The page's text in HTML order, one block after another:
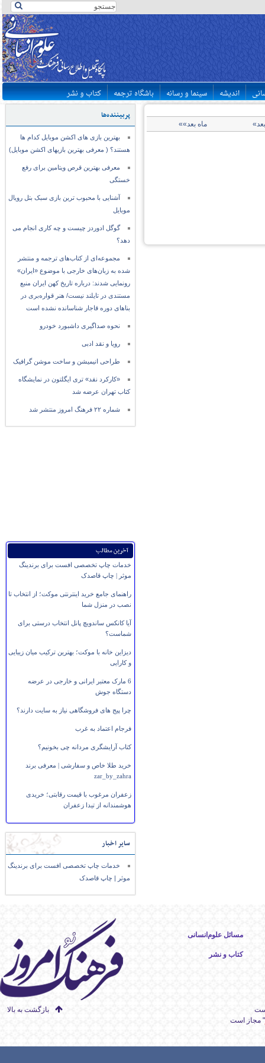
اندیشه سینما و رسانه باشگاه ترجمه کتاب و نشر
پربیننده‌ها
بهترین بازی های اکشن موبایل کدام ها
هستند؟ ( معرفی بهترین بازیهای اکشن موبایل)
معرفی بهترین قرص ویتامین برای رفع
خستگی
آشنایی با محبوب ترین بازی سبک بتل رویال
موبایل
گوگل ادوردز چیست و چه کاری انجام می
دهد؟
مجموعه‌ای از کتاب‌های ترجمه و منتشر
شده به زبان‌های خارجی با موضوع «ایران»
رونمایی شدند: درباره تاریخ کهن ایران منبع
مستندی در تایلند نیست/ هنر قواره‌بری در
بناهای دوره قاجار شناسانده نشده است
نحوه صداگیری داشبورد خودرو
رویا و نقد ادبی
طراحی انیمیشن و ساخت موشن گرافیک
«کارکرد نقد» تری ایگلتون در نمایشگاه
کتاب تهران عرضه شد
شماره ۲۲ فرهنگ امروز منتشر شد
آخرین مطالب
خدمات چاپ تخصصی افست برای برندینگ
موثر | چاپ قاصدک
راهنمای جامع خرید اینترنتی موکت؛ از انتخاب تا
نصب در منزل شما
آیا کانکس ساندویچ پانل انتخاب درستی برای
شماست؟
دیزاین خانه با موکت؛ بهترین ترکیب میان زیبایی
و کارایی
6 مارک معتبر ایرانی و خارجی در عرضه
دستگاه جوش
چرا پیج های فروشگاهی نیاز به سایت دارند؟
فرجام اعتماد به غرب
کتاب آرایشگری مردانه چی بخونیم؟
خرید طلا خاص و سفارشی | معرفی برند
zar_by_zahra
زعفران مرغوب با قیمت رقابتی؛ خریدی
هوشمندانه از تیدا زعفران
سایر اخبار
خدمات چاپ تخصصی افست برای برندینگ
موثر | چاپ قاصدک
ماه بعد»»
مسائل علوم‌انسانی
کتاب و نشر
بازگشت به بالا
" مجاز است